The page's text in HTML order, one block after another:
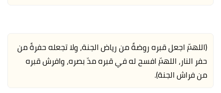
(اللهمّ اجعل قبره روضةً من رياض الجنة، ولا تجعله حفرةً من
حفر النار، اللهمّ افسح له في قبره مدّ بصره، وافرش قبره
من فراش الجنة).